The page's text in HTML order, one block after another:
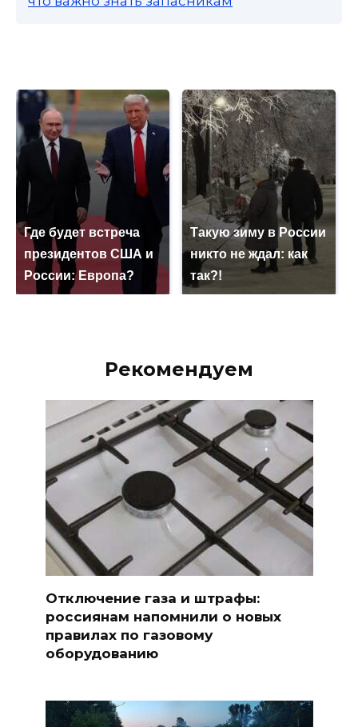
Где будет встреча
президентов США и
России: Европа?
Такую зиму в России
никто не ждал: как
так?!
Рекомендуем
Отключение газа и штрафы:
россиянам напомнили о новых
правилах по газовому
оборудованию